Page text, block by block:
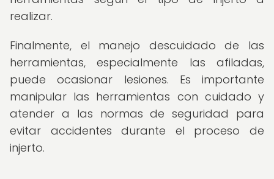
realizar.
Finalmente, el manejo descuidado de las
herramientas, especialmente las afiladas,
puede ocasionar lesiones. Es importante
manipular las herramientas con cuidado y
atender a las normas de seguridad para
evitar accidentes durante el proceso de
injerto.